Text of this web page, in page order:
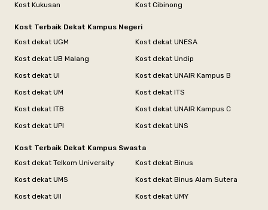
Kost Kukusan
Kost Cibinong
Kost Terbaik Dekat Kampus Negeri
Kost dekat UGM
Kost dekat UNESA
Kost dekat UB Malang
Kost dekat Undip
Kost dekat UI
Kost dekat UNAIR Kampus B
Kost dekat UM
Kost dekat ITS
Kost dekat ITB
Kost dekat UNAIR Kampus C
Kost dekat UPI
Kost dekat UNS
Kost Terbaik Dekat Kampus Swasta
Kost dekat Telkom University
Kost dekat Binus
Kost dekat UMS
Kost dekat Binus Alam Sutera
Kost dekat UII
Kost dekat UMY